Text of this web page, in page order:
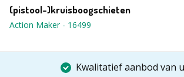
(pistool-)kruisboogschieten
Action Maker- 16499
Kwalitatief aanbod van